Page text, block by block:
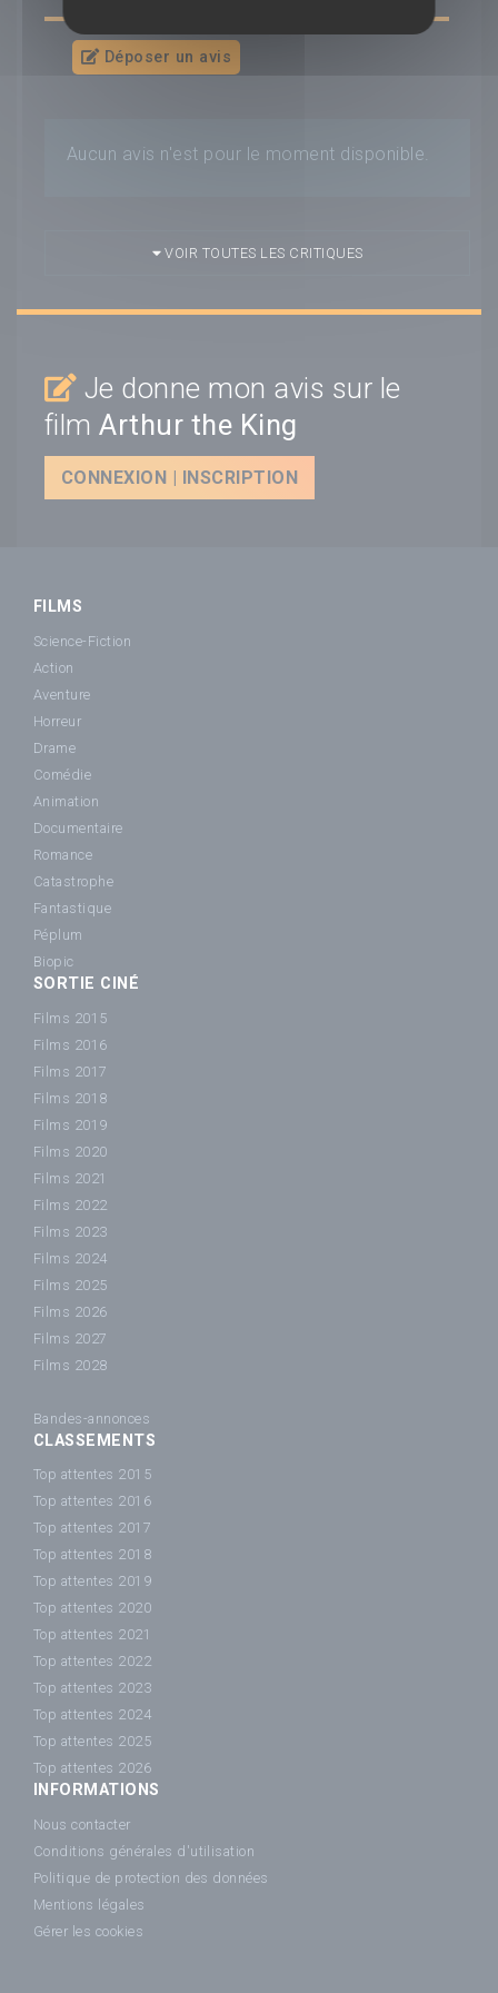
Déposer un avis
Aucun avis n'est pour le moment disponible.
VOIR TOUTES LES CRITIQUES
Je donne mon avis sur le
filmArthur the King
CONNEXION | INSCRIPTION
FILMS
Science-Fiction
Action
Aventure
Horreur
Drame
Comédie
Animation
Documentaire
Romance
Catastrophe
Fantastique
Péplum
Biopic
SORTIE CINÉ
Films 2015
Films 2016
Films 2017
Films 2018
Films 2019
Films 2020
Films 2021
Films 2022
Films 2023
Films 2024
Films 2025
Films 2026
Films 2027
Films 2028
Bandes-annonces
CLASSEMENTS
Top attentes 2015
Top attentes 2016
Top attentes 2017
Top attentes 2018
Top attentes 2019
Top attentes 2020
Top attentes 2021
Top attentes 2022
Top attentes 2023
Top attentes 2024
Top attentes 2025
Top attentes 2026
INFORMATIONS
Nous contacter
Conditions générales d'utilisation
Politique de protection des données
Mentions légales
Gérer les cookies